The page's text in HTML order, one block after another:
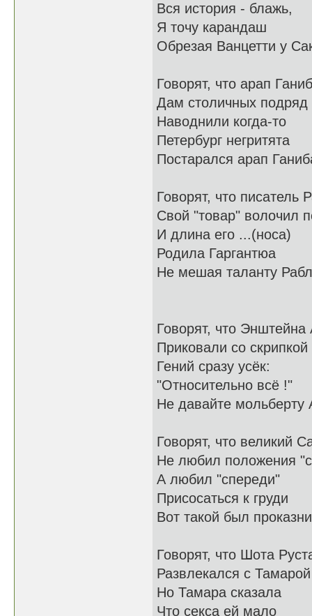
Вся история - блажь,
Я точу карандаш
Обрезая Ванцетти у
Говорят, что арап
Дам столичных
Наводнили когда-то
Петербург негритята
Постарался арап
Говорят, что писатель
Свой "товар" волочил
И длина его ...(носа)
Родила Гаргантюа
Не мешая таланту
Говорят, что Энштейна
Приковали со
Гений сразу усёк:
"Относительно всё !"
Не давайте мольберту
Говорят, что великий
Не любил положения
А любил "спереди"
Присосаться к груди
Вот такой был
Говорят, что Шота
Развлекался с
Но Тамара сказала
Что секса ей мало